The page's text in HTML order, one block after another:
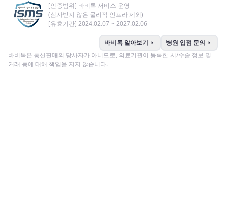
[인증범위] 바비톡 서비스 운영
(심사받지 않은 물리적 인프라 제외)
[유효기간] 2024.02.07 ~ 2027.02.06
바비톡 알아보기 arrow_right 병원 입점 문의 arrow_right
바비톡은 통신판매의 당사자가 아니므로, 의료기관이 등록한 시/수술 정보 및
거래 등에 대해 책임을 지지 않습니다.